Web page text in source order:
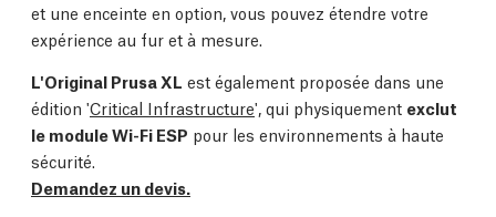
et une enceinte en option, vous pouvez étendre votre
expérience au fur et à mesure.
L'Original Prusa XL est également proposée dans une
édition 'Critical Infrastructure', qui physiquement exclut
le module Wi-Fi ESP pour les environnements à haute
sécurité.
Demandez un devis.